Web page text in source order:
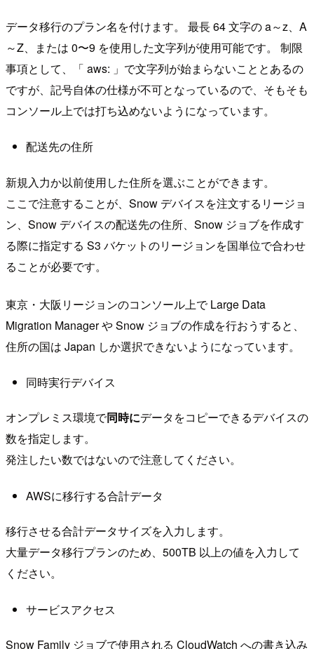
データ移行のプラン名を付けます。 最長 64 文字の a～z、A
～Z、または 0〜9 を使用した文字列が使用可能です。 制限
事項として、「 aws: 」で文字列が始まらないこととあるの
ですが、記号自体の仕様が不可となっているので、そもそも
コンソール上では打ち込めないようになっています。
配送先の住所
新規入力か以前使用した住所を選ぶことができます。
ここで注意することが、Snow デバイスを注文するリージョ
ン、Snow デバイスの配送先の住所、Snow ジョブを作成す
る際に指定する S3 バケットのリージョンを国単位で合わせ
ることが必要です。
東京・大阪リージョンのコンソール上で Large Data
Migration Manager や Snow ジョブの作成を行おうすると、
住所の国は Japan しか選択できないようになっています。
同時実行デバイス
オンプレミス環境で同時にデータをコピーできるデバイスの
数を指定します。
発注したい数ではないので注意してください。
AWSに移行する合計データ
移行させる合計データサイズを入力します。
大量データ移行プランのため、500TB 以上の値を入力して
ください。
サービスアクセス
Snow Family ジョブで使用される CloudWatch への書き込み